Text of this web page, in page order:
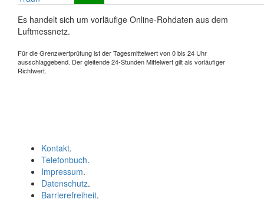
Es handelt sich um vorläufige Online-Rohdaten aus dem
Luftmessnetz.
Für die Grenzwertprüfung ist der Tagesmittelwert von 0 bis 24 Uhr
ausschlaggebend. Der gleitende 24-Stunden Mittelwert gilt als vorläufiger
Richtwert.
Kontakt.
Telefonbuch.
Impressum.
Datenschutz.
Barrierefreiheit.